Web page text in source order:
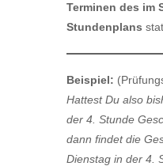
Terminen des im
Stundenplans
Beispiel:
Hattest Du also
der 4. Stunde
dann findet die
Dienstag in der 4.